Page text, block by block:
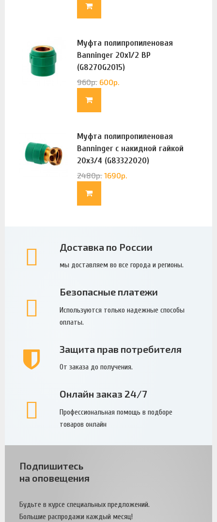
Муфта полипропиленовая
Banninger 20х1/2 ВР
(G8270G2015)
960р. 600р.
Муфта полипропиленовая
Banninger с накидной гайкой
20х3/4 (G83322020)
2480р. 1690р.
Доставка по России
мы доставляем во все города и регионы.
Безопасные платежи
Используются только надежные способы
оплаты.
Защита прав потребителя
От заказа до получения.
Онлайн заказ 24/7
Профессиональная помощь в подборе
товаров онлайн
Подпишитесь
на оповещения
Будьте в курсе специальных предложений.
Большие распродажи каждый месяц!